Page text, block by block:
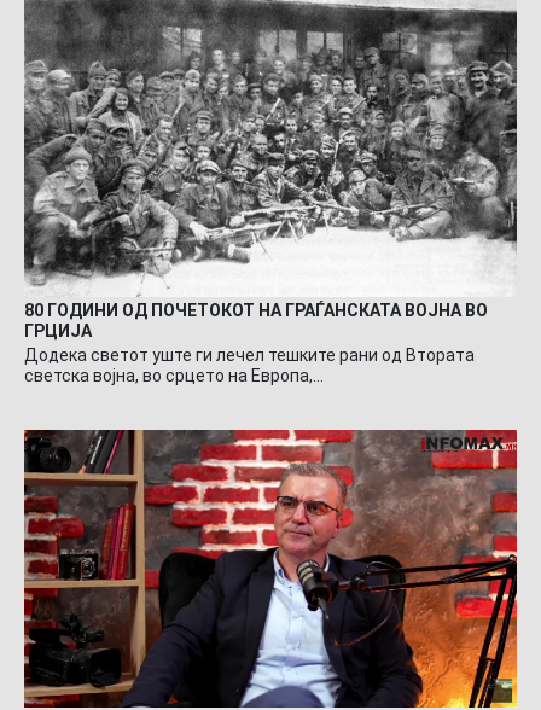
80 ГОДИНИ ОД ПОЧЕТОКОТ НА ГРАЃАНСКАТА ВОЈНА ВО
ГРЦИЈА
Додека светот уште ги лечел тешките рани од Втората
светска војна, во срцето на Европа,…